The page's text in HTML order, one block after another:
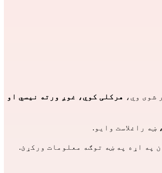
هرکلی کوي، غوږ ورته نیسي او
ښه راغلاست وایو.
په اړه په ښه توګه معلومات ورکړئ.